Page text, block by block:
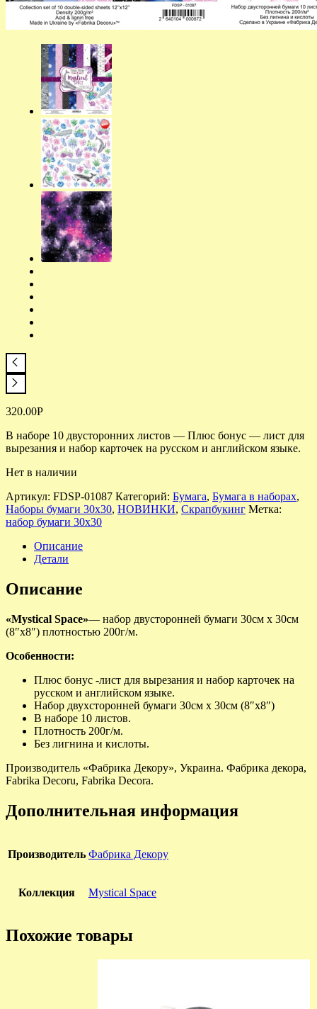
320.00Р
В наборе 10 двусторонних листов — Плюс бонус — лист для
вырезания и набор карточек на русском и английском языке.
Нет в наличии
Артикул: FDSP-01087 Категорий: Бумага, Бумага в наборах,
Наборы бумаги 30х30, НОВИНКИ, Скрапбукинг Метка:
набор бумаги 30х30
Описание
Детали
Описание
«Mystical Space»— набор двусторонней бумаги 30см х 30см
(8″x8″) плотностью 200г/м.
Особенности:
Плюс бонус -лист для вырезания и набор карточек на
русском и английском языке.
Набор двухсторонней бумаги 30см х 30см (8″x8″)
В наборе 10 листов.
Плотность 200г/м.
Без лигнина и кислоты.
Производитель «Фабрика Декору», Украина. Фабрика декора,
Fabrika Decoru, Fabrika Decora.
Дополнительная информация
Производитель Фабрика Декору
Коллекция Mystical Space
Похожие товары